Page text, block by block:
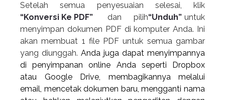
Setelah semua penyesuaian selesai, klik
“Konversi Ke PDF”
dan pilih“Unduh” untuk
menyimpan dokumen PDF di komputer Anda. Ini
akan membuat 1 file PDF untuk semua gambar
yang diunggah. Anda juga dapat menyimpannya
di penyimpanan online Anda seperti Dropbox
atau Google Drive, membagikannya melalui
email, mencetak dokumen baru, mengganti nama